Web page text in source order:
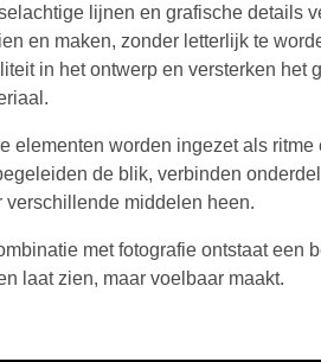
lijnen en grafische details
en maken, zonder letterlijk te
in het ontwerp en versterken het
elementen worden ingezet als
de blik, verbinden
verschillende middelen heen.
met fotografie ontstaat een
laat zien, maar voelbaar maakt.